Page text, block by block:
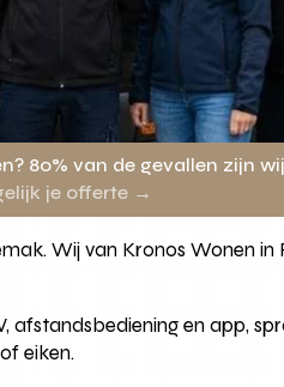
80% van de gevallen zijn
je offerte →
Wij van Kronos Wonen
en app,
eiken.